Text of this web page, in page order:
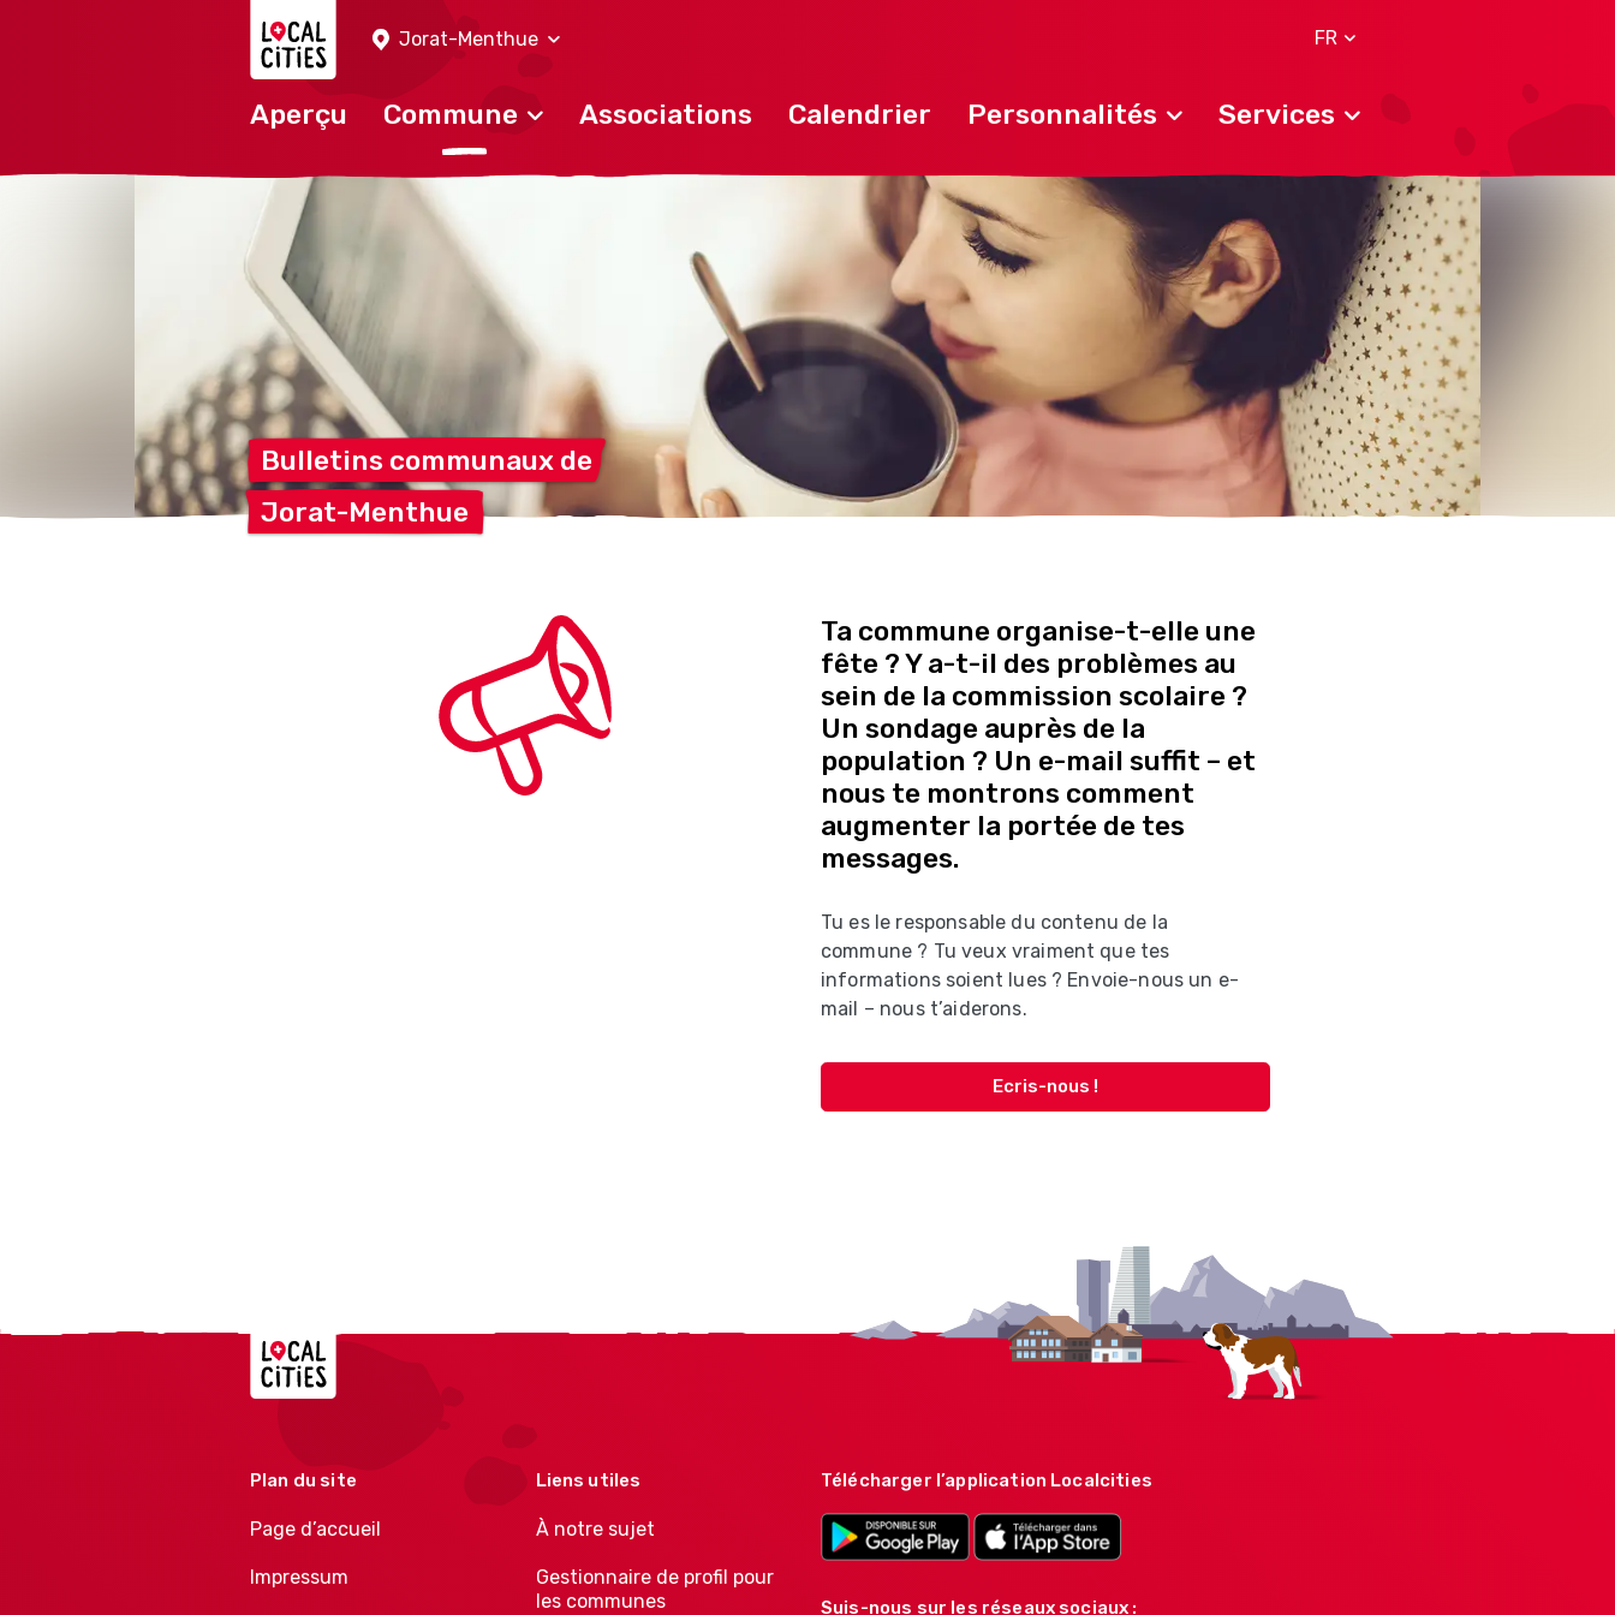
Jorat-Menthue
FR
Aperçu Commune Associations Calendrier Personnalités Services
Bulletins communaux de
Jorat-Menthue
Ta commune organise-t-elle une
fête ? Y a-t-il des problèmes au
sein de la commission scolaire ?
Un sondage auprès de la
population ? Un e-mail suffit – et
nous te montrons comment
augmenter la portée de tes
messages.
Tu es le responsable du contenu de la
commune ? Tu veux vraiment que tes
informations soient lues ? Envoie-nous un e-
mail – nous t’aiderons.
Ecris-nous !
Localcities
Plan du site
Page d’accueil
Impressum
Liens utiles
À notre sujet
Gestionnaire de profil pour
les communes
Télécharger l’application Localcities
Suis-nous sur les réseaux sociaux :